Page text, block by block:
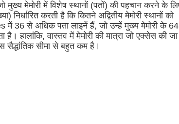
मुख्य मेमोरी में विशेष स्थानों (पतों) की पहचान करने के
निर्धारित करती है कि कितने अद्वितीय मेमोरी स्थानों को
36 से अधिक पता लाइनें हैं, जो उन्हें मुख्य मेमोरी के 64
हालांकि, वास्तव में मेमोरी की मात्रा जो एक्सेस की जा
सीमा से बहुत कम है।